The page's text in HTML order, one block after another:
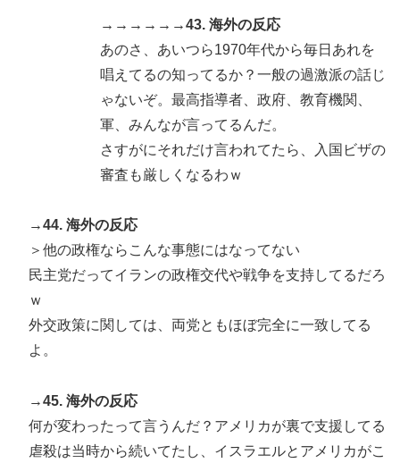
→→→→→→43. 海外の反応
あのさ、あいつら1970年代から毎日あれを
唱えてるの知ってるか？一般の過激派の話じ
ゃないぞ。最高指導者、政府、教育機関、
軍、みんなが言ってるんだ。
さすがにそれだけ言われてたら、入国ビザの
審査も厳しくなるわｗ
→44. 海外の反応
＞他の政権ならこんな事態にはなってない
民主党だってイランの政権交代や戦争を支持してるだろ
ｗ
外交政策に関しては、両党ともほぼ完全に一致してる
よ。
→45. 海外の反応
何が変わったって言うんだ？アメリカが裏で支援してる
虐殺は当時から続いてたし、イスラエルとアメリカがこ